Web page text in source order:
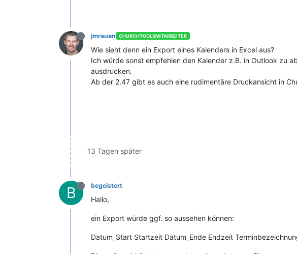
jmrauen CHURCHTOOLSMITARBEITER
Wie sieht denn ein Export eines Kalenders in Excel aus?
Ich würde sonst empfehlen den Kalender z.B. in Outlook zu
ausdrucken.
Ab der 2.47 gibt es auch eine rudimentäre Druckansicht in
13 Tagen später
B begeistert
Hallo,
ein Export würde ggf. so aussehen können:
Datum_Start Startzeit Datum_Ende Endzeit